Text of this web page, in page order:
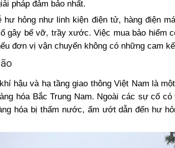
pháp đảm bảo nhất.
hư hỏng như linh kiện điện tử, hàng điện
gây bể vỡ, trầy xước. Việc mua bảo hiểm
đơn vị vận chuyển không có những cam
hậu và hạ tầng giao thông Việt Nam là
hóa Bắc Trung Nam. Ngoài các sự cố
hóa bị thấm nước, ẩm ướt dẫn đến hư